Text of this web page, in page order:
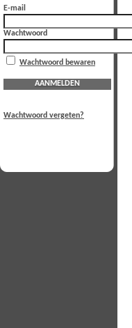
E-mail
Wachtwoord
Wachtwoord bewaren
AANMELDEN
Wachtwoord vergeten?